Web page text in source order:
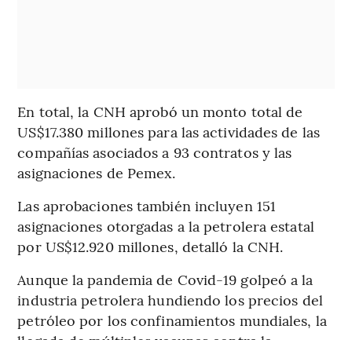
En total, la CNH aprobó un monto total de
US$17.380 millones para las actividades de las
compañías asociados a 93 contratos y las
asignaciones de Pemex.
Las aprobaciones también incluyen 151
asignaciones otorgadas a la petrolera estatal
por US$12.920 millones, detalló la CNH.
Aunque la pandemia de Covid-19 golpeó a la
industria petrolera hundiendo los precios del
petróleo por los confinamientos mundiales, la